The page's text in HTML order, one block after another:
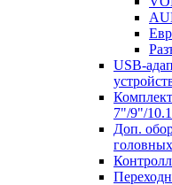
USB-
7"/9"/
Доп.